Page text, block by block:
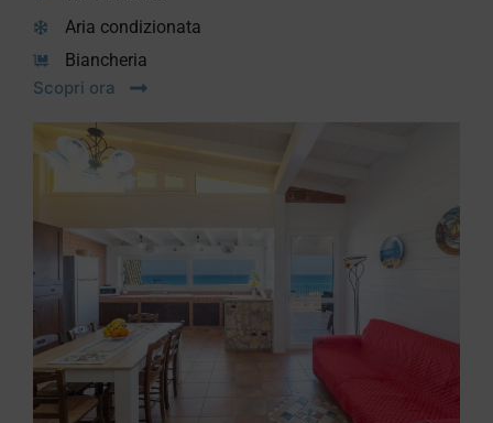
Aria condizionata
Biancheria
Scopri ora